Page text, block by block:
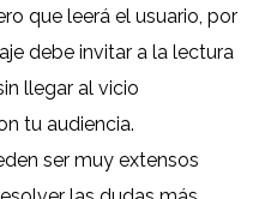
que leerá el usuario, por
debe invitar a la lectura
llegar al vicio
tu audiencia.
ser muy extensos